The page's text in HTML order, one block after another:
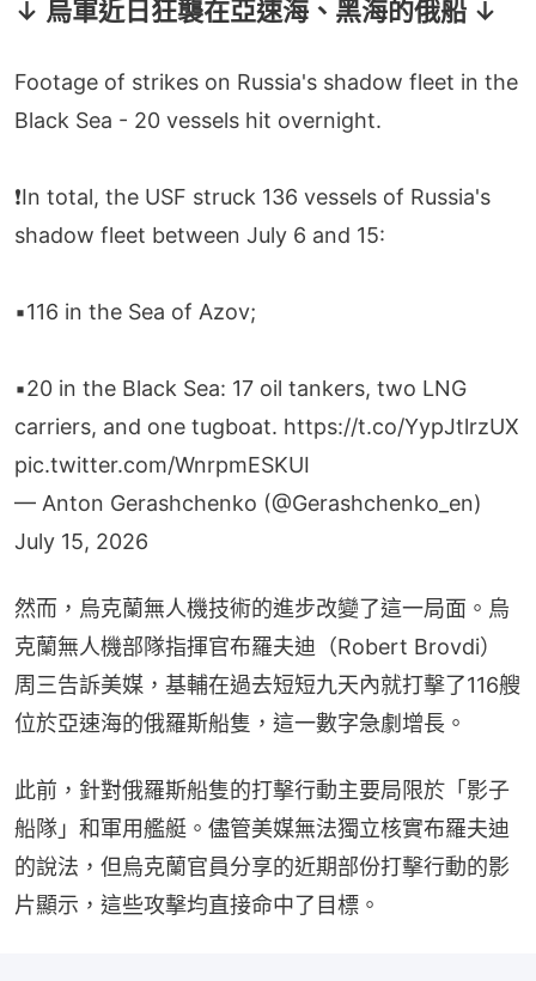
↓ 烏軍近日狂襲在亞速海、黑海的俄船 ↓
Footage of strikes on Russia's shadow fleet in the
Black Sea - 20 vessels hit overnight.
❗️In total, the USF struck 136 vessels of Russia's
shadow fleet between July 6 and 15:
▪️116 in the Sea of Azov;
▪️20 in the Black Sea: 17 oil tankers, two LNG
carriers, and one tugboat. https://t.co/YypJtlrzUX
pic.twitter.com/WnrpmESKUI
— Anton Gerashchenko (@Gerashchenko_en)
July 15, 2026
然而，烏克蘭無人機技術的進步改變了這一局面。烏
克蘭無人機部隊指揮官布羅夫迪（Robert Brovdi）
周三告訴美媒，基輔在過去短短九天內就打擊了116艘
位於亞速海的俄羅斯船隻，這一數字急劇增長。
此前，針對俄羅斯船隻的打擊行動主要局限於「影子
船隊」和軍用艦艇。儘管美媒無法獨立核實布羅夫迪
的說法，但烏克蘭官員分享的近期部份打擊行動的影
片顯示，這些攻擊均直接命中了目標。